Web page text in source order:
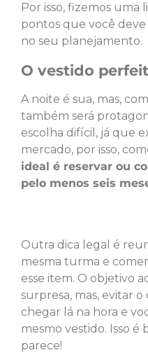
Por isso, fizemos uma
pontos que você
no seu planejamento.
O vestido
A noite é sua, mas,
também será
escolha difícil, já que
mercado, por isso,
ideal é reservar ou
pelo menos seis
Outra dica legal é
mesma turma e
esse item. O objetivo
surpresa, mas, evitar
chegar lá na hora e
mesmo vestido. Isso
parece!